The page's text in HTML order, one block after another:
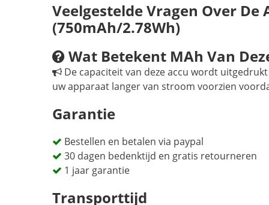
Veelgestelde Vragen Over De
(750mAh/2.78Wh)
Wat Betekent MAh Van
De capaciteit van deze accu wordt
uw apparaat langer van stroom voorzien
Garantie
Bestellen en betalen via paypal
30 dagen bedenktijd en gratis retourneren
1 jaar garantie
Transporttijd